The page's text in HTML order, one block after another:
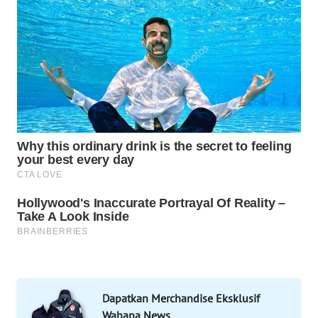
Dapatkan Merchandise Eksklusif
INFRASTRUKTUR
WAHANA
KONSUMEN
WAHANA
LISTRIK
WAHANA
TRAVEL
WAHANA
TV
ID
WAHANANEWS